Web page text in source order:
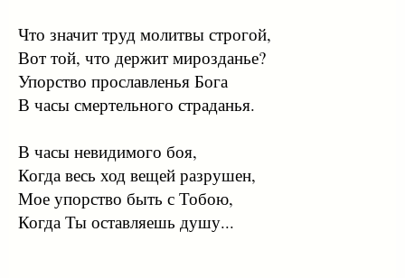
Что значит труд молитвы строгой,
Вот той, что держит мирозданье?
Упорство прославленья Бога
В часы смертельного страданья.
В часы невидимого боя,
Когда весь ход вещей разрушен,
Мое упорство быть с Тобою,
Когда Ты оставляешь душу...